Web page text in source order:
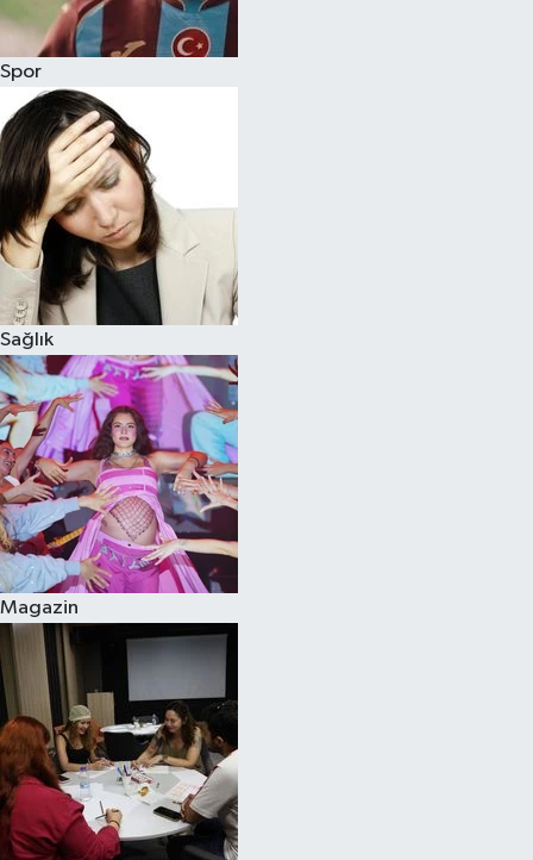
Spor
Sağlık
Magazin
Siyaset
Teknoloji
Televizyon
Yaşam-Çevre